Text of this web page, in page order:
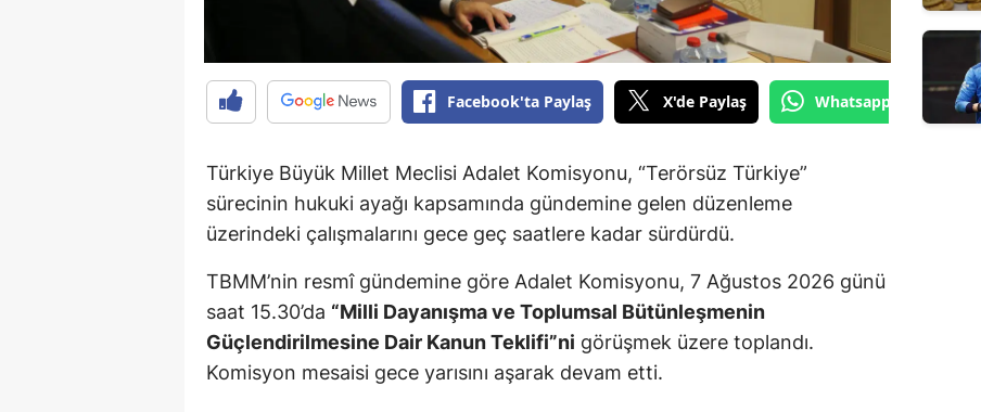
Facebook'ta Paylaş X'de Paylaş Whatsapp'tan Gönder
Türkiye Büyük Millet Meclisi Adalet Komisyonu, “Terörsüz Türkiye”
sürecinin hukuki ayağı kapsamında gündemine gelen düzenleme
üzerindeki çalışmalarını gece geç saatlere kadar sürdürdü.
TBMM’nin resmî gündemine göre Adalet Komisyonu, 7 Ağustos 2026 günü
saat 15.30’da “Milli Dayanışma ve Toplumsal Bütünleşmenin
Güçlendirilmesine Dair Kanun Teklifi”ni görüşmek üzere toplandı.
Komisyon mesaisi gece yarısını aşarak devam etti.